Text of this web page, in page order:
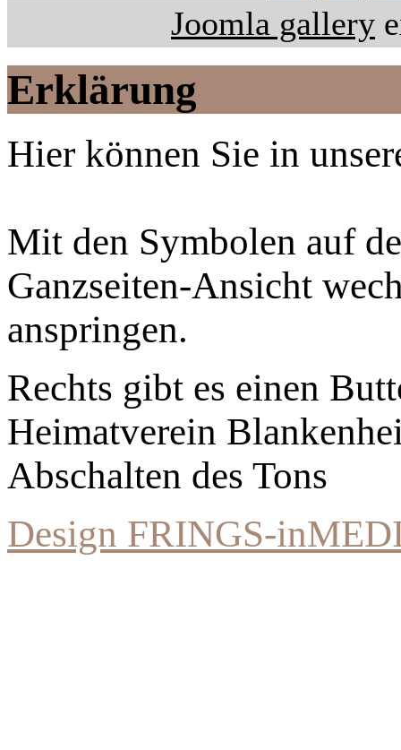
Joomla gallery
Erklärung
Hier können Sie in
Mit den Symbolen auf
Ganzseiten-Ansicht
anspringen.
Rechts gibt es einen
Heimatverein
Abschalten des Tons
Design FRINGS-